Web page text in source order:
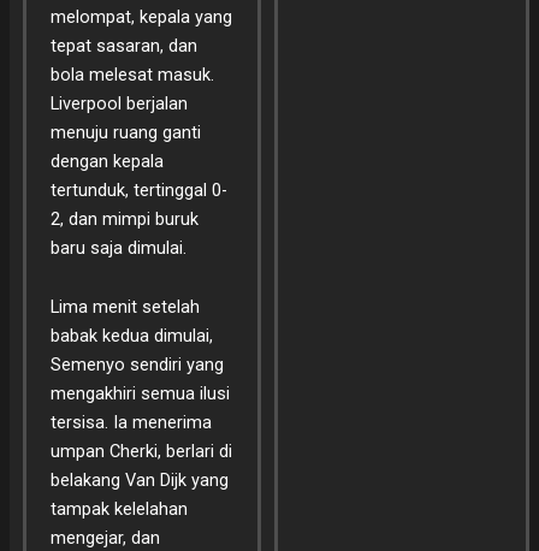
melompat, kepala yang
tepat sasaran, dan
bola melesat masuk.
Liverpool berjalan
menuju ruang ganti
dengan kepala
tertunduk, tertinggal 0-
2, dan mimpi buruk
baru saja dimulai.
Lima menit setelah
babak kedua dimulai,
Semenyo sendiri yang
mengakhiri semua ilusi
tersisa. Ia menerima
umpan Cherki, berlari di
belakang Van Dijk yang
tampak kelelahan
mengejar, dan